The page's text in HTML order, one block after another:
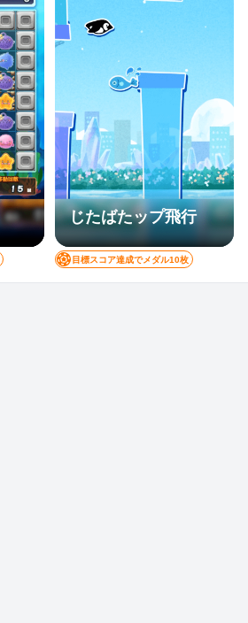
じたばたップ飛行
目標スコア達成でメダル10枚